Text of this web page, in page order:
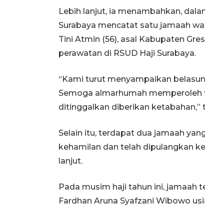
Lebih lanjut, ia menambahkan,
Surabaya mencatat satu jamaah
Tini Atmin (56), asal Kabupaten
perawatan di RSUD Haji Surabaya.
“Kami turut menyampaikan
Semoga almarhumah
ditinggalkan diberikan ketabahan,”
Selain itu, terdapat dua jamaah
kehamilan dan telah dipulangkan
lanjut.
Pada musim haji tahun ini, jamaah
Fardhan Aruna Syafzani Wibowo